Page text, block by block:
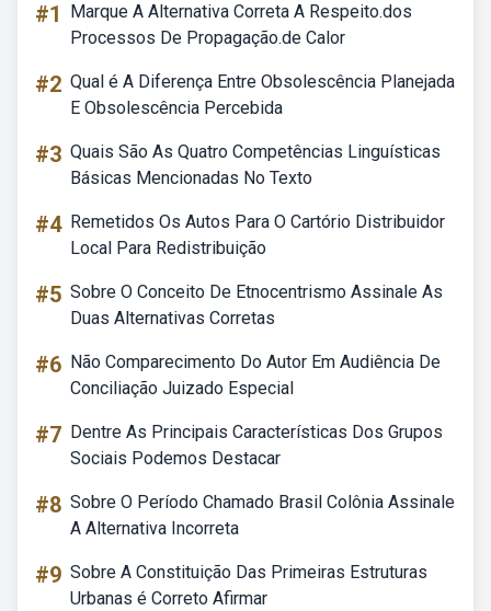
#1
Marque A Alternativa Correta A Respeito.dos
Processos De Propagação.de Calor
#2 Qual é A Diferença Entre Obsolescência Planejada
E Obsolescência Percebida
#3 Quais São As Quatro Competências Linguísticas
Básicas Mencionadas No Texto
#4 Remetidos Os Autos Para O Cartório Distribuidor
Local Para Redistribuição
#5 Sobre O Conceito De Etnocentrismo Assinale As
Duas Alternativas Corretas
#6 Não Comparecimento Do Autor Em Audiência De
Conciliação Juizado Especial
#7 Dentre As Principais Características Dos Grupos
Sociais Podemos Destacar
#8 Sobre O Período Chamado Brasil Colônia Assinale
A Alternativa Incorreta
#9 Sobre A Constituição Das Primeiras Estruturas
Urbanas é Correto Afirmar